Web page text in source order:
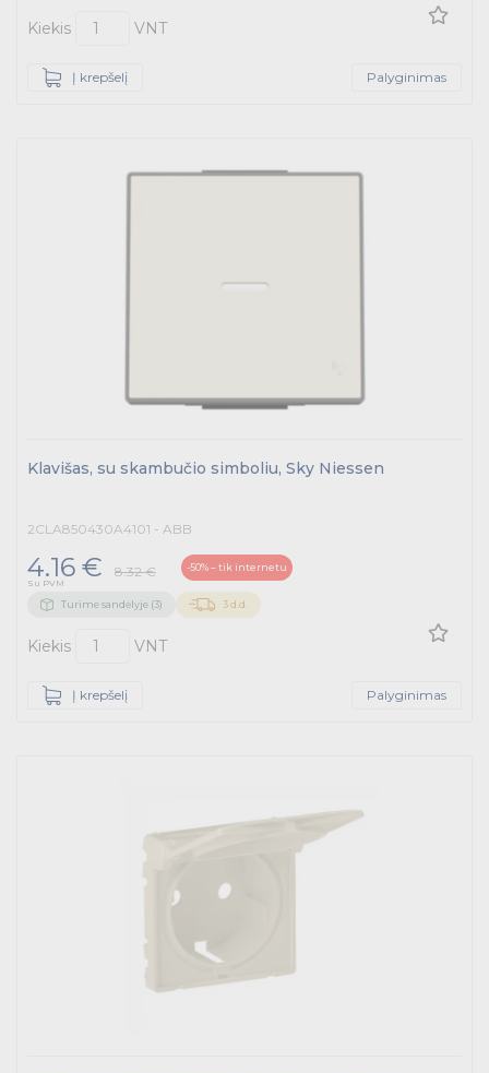
Kiekis VNT
Į krepšelį Palyginimas
Klavišas, su skambučio simboliu, Sky Niessen
2CLA850430A4101 - ABB
4.16 € 8.32 € -50% – tik internetu
Su PVM
Turime sandėlyje (3) 3 d.d.
Kiekis VNT
Į krepšelį Palyginimas